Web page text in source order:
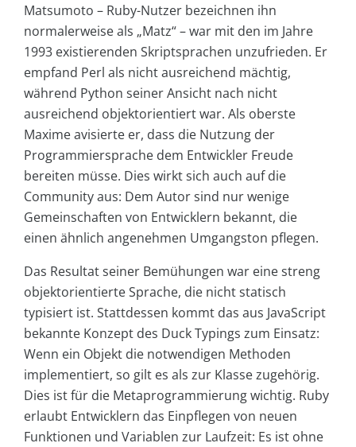
Matsumoto – Ruby-Nutzer bezeichnen ihn
normalerweise als „Matz“ – war mit den im Jahre
1993 existierenden Skriptsprachen unzufrieden. Er
empfand Perl als nicht ausreichend mächtig,
während Python seiner Ansicht nach nicht
ausreichend objektorientiert war. Als oberste
Maxime avisierte er, dass die Nutzung der
Programmiersprache dem Entwickler Freude
bereiten müsse. Dies wirkt sich auch auf die
Community aus: Dem Autor sind nur wenige
Gemeinschaften von Entwicklern bekannt, die
einen ähnlich angenehmen Umgangston pflegen.
Das Resultat seiner Bemühungen war eine streng
objektorientierte Sprache, die nicht statisch
typisiert ist. Stattdessen kommt das aus JavaScript
bekannte Konzept des Duck Typings zum Einsatz:
Wenn ein Objekt die notwendigen Methoden
implementiert, so gilt es als zur Klasse zugehörig.
Dies ist für die Metaprogrammierung wichtig. Ruby
erlaubt Entwicklern das Einpflegen von neuen
Funktionen und Variablen zur Laufzeit: Es ist ohne